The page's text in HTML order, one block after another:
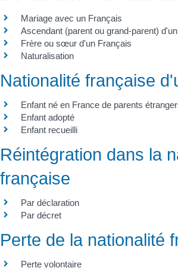
Mariage avec un Français
Ascendant (parent ou grand-parent)
Frère ou sœur d'un Français
Naturalisation
Nationalité française
Enfant né en France de parents
Enfant adopté
Enfant recueilli
Réintégration dans la
française
Par déclaration
Par décret
Perte de la nationalité
Perte volontaire